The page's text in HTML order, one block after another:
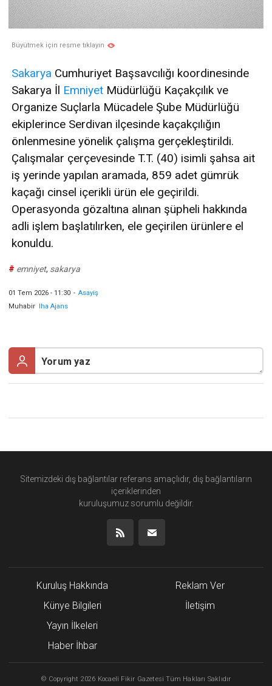
Büyütmek için resme tıklayın
Sakarya Cumhuriyet Başsavcılığı koordinesinde
Sakarya İl Emniyet Müdürlüğü Kaçakçılık ve
Organize Suçlarla Mücadele Şube Müdürlüğü
ekiplerince Serdivan ilçesinde kaçakçılığın
önlenmesine yönelik çalışma gerçekleştirildi.
Çalışmalar çerçevesinde T.T. (40) isimli şahsa ait
iş yerinde yapılan aramada, 859 adet gümrük
kaçağı cinsel içerikli ürün ele geçirildi.
Operasyonda gözaltına alınan şüpheli hakkında
adli işlem başlatılırken, ele geçirilen ürünlere el
konuldu.
# emniyet, sakarya
01 Tem 2026 - 11:30 - Asayiş
Muhabir
Iha Ajans
Sitemizdeki dış bağlantılar referans amaçlıdır, dış bağlantıların
içeriklerinden
kuruluşumuz sorumlu değildir.
Kuruluş Hakkında
Künye Bilgileri
Yayın İlkeleri
Haber İhbar
Reklam Ver
İletişim
© Copyright 2026 Kocaeli Fikir Gazetesi Tüm Hakları Saklıdır